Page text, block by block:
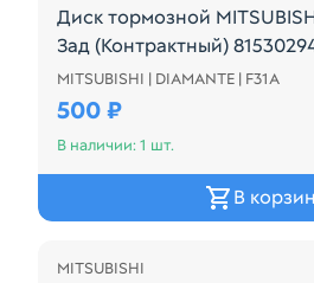
Диск тормозной
Зад (Контрактный)
Диск тормозной
MITSUBISHI | DIAMANTE | F31A
500 ₽
В наличии: 1 шт.
В
MITSUBISHI